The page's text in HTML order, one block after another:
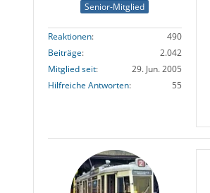
Senior-Mitglied
Reaktionen
490
Beiträge
2.042
Mitglied seit
29. Jun. 2005
Hilfreiche Antworten
55